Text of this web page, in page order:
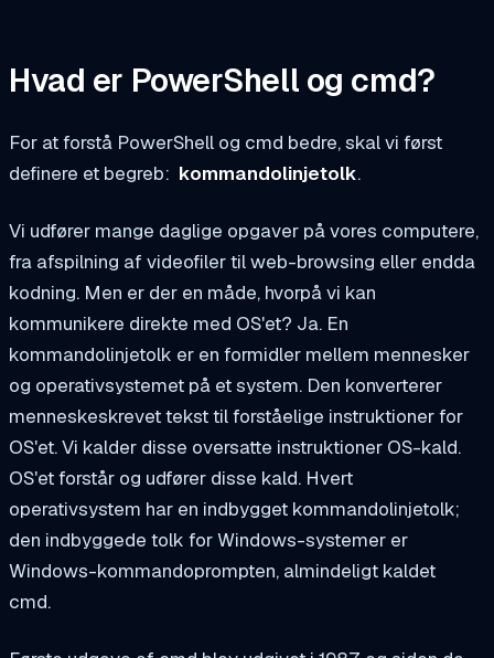
Hvad er PowerShell og cmd?
For at forstå PowerShell og cmd bedre, skal vi først
definere et begreb: kommandolinjetolk.
Vi udfører mange daglige opgaver på vores computere,
fra afspilning af videofiler til web-browsing eller endda
kodning. Men er der en måde, hvorpå vi kan
kommunikere direkte med OS'et? Ja. En
kommandolinjetolk er en formidler mellem mennesker
og operativsystemet på et system. Den konverterer
menneskeskrevet tekst til forståelige instruktioner for
OS'et. Vi kalder disse oversatte instruktioner OS-kald.
OS'et forstår og udfører disse kald. Hvert
operativsystem har en indbygget kommandolinjetolk;
den indbyggede tolk for Windows-systemer er
Windows-kommandoprompten, almindeligt kaldet
cmd.